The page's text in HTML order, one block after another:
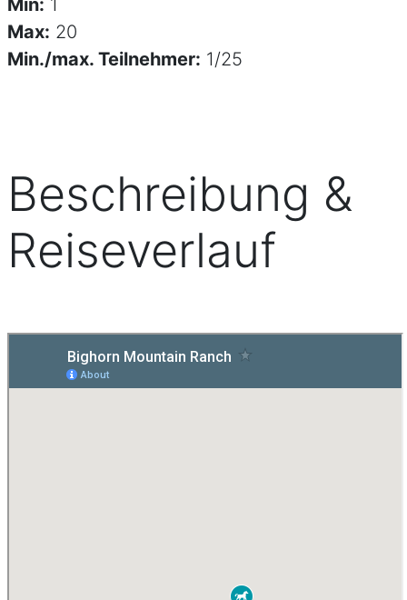
Min: 1
Max: 20
Min./max. Teilnehmer: 1/25
Beschreibung &
Reiseverlauf